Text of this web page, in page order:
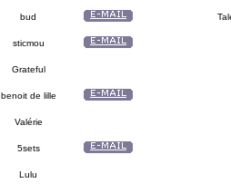
bud
sticmou
Grateful
benoit de lille
Valérie
5sets
Lulu